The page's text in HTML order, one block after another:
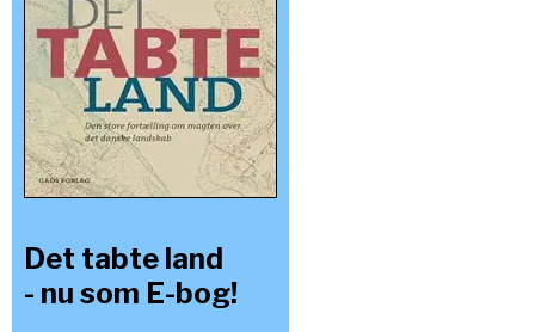
Det tabte land
- nu som E-bog!